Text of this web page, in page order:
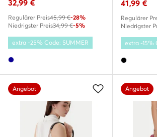
32,99 €
Regulärer Preis45,99 €-28%
Niedrigster Preis34,99 €-5%
extra -25% Code: SUMMER
41,99 €
Regulärer
Niedrigster
extra -15%
Angebot Angebot